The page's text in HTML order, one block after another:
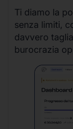
Ti diamo la
senza limiti,
davvero
burocrazia